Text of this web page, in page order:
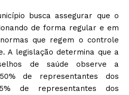
busca assegurar que o
de forma regular e em
que regem o controle
A legislação determina que a
de saúde observe a
de representantes dos
de representantes dos